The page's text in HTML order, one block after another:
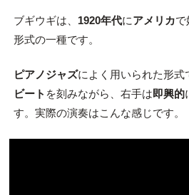
ブギウギは、 1920年代にアメリカで
形式の一種です。
ピアノジャズによく用いられた形式
ビート を刻みながら、右手は即興的
す。実際の演奏はこんな感じです。